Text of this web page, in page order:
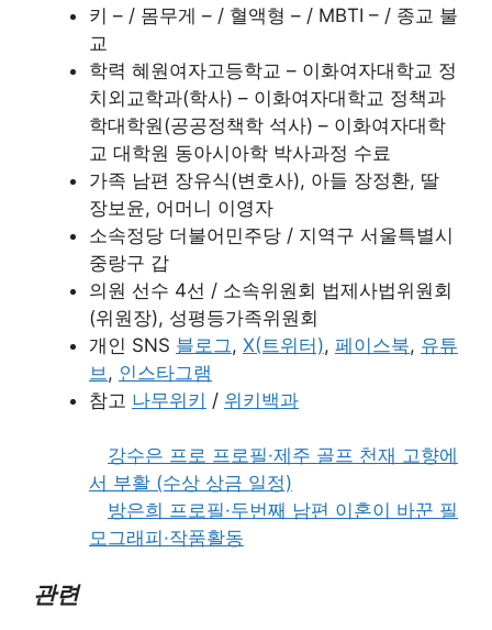
키 – / 몸무게 – / 혈액형 – / MBTI – / 종교 불
교
학력 혜원여자고등학교 – 이화여자대학교 정
치외교학과(학사) – 이화여자대학교 정책과
학대학원(공공정책학 석사) – 이화여자대학
교 대학원 동아시아학 박사과정 수료
가족 남편 장유식(변호사), 아들 장정환, 딸
장보윤, 어머니 이영자
소속정당 더불어민주당 / 지역구 서울특별시
중랑구 갑
의원 선수 4선 / 소속위원회 법제사법위원회
(위원장), 성평등가족위원회
개인 SNS 블로그, X(트위터), 페이스북, 유튜
브 , 인스타그램
참고 나무위키 / 위키백과
강수은 프로 프로필·제주 골프 천재 고향에
서 부활 (수상 상금 일정)
방은희 프로필·두번째 남편 이혼이 바꾼 필
모그래피·작품활동
관련